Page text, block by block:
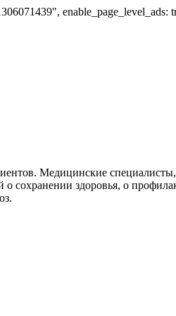
enable_page_level_ads:
Медицинские
сохранении здоровья, о